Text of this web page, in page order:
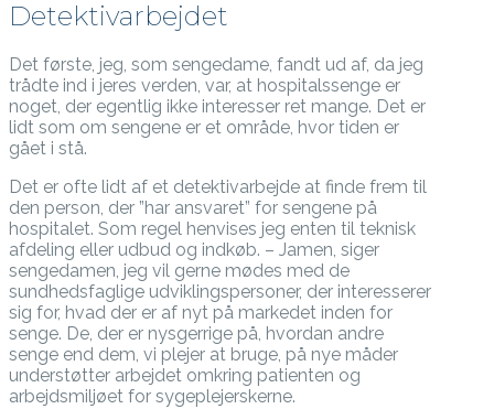
Detektivarbejdet
Det første, jeg, som sengedame, fandt ud af, da jeg
trådte ind i jeres verden, var, at hospitalssenge er
noget, der egentlig ikke interesser ret mange. Det er
lidt som om sengene er et område, hvor tiden er
gået i stå.
Det er ofte lidt af et detektivarbejde at finde frem til
den person, der ”har ansvaret” for sengene på
hospitalet. Som regel henvises jeg enten til teknisk
afdeling eller udbud og indkøb. – Jamen, siger
sengedamen, jeg vil gerne mødes med de
sundhedsfaglige udviklingspersoner, der interesserer
sig for, hvad der er af nyt på markedet inden for
senge. De, der er nysgerrige på, hvordan andre
senge end dem, vi plejer at bruge, på nye måder
understøtter arbejdet omkring patienten og
arbejdsmiljøet for sygeplejerskerne.